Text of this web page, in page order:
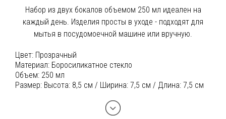
Набор из двух бокалов объемом 250 мл идеален на
каждый день. Изделия просты в уходе - подходят для
мытья в посудомоечной машине или вручную.
Цвет: Прозрачный
Материал: Боросиликатное стекло
Объем: 250 мл
Размер: Высота: 8,5 см / Ширина: 7,5 см / Длина: 7,5 см